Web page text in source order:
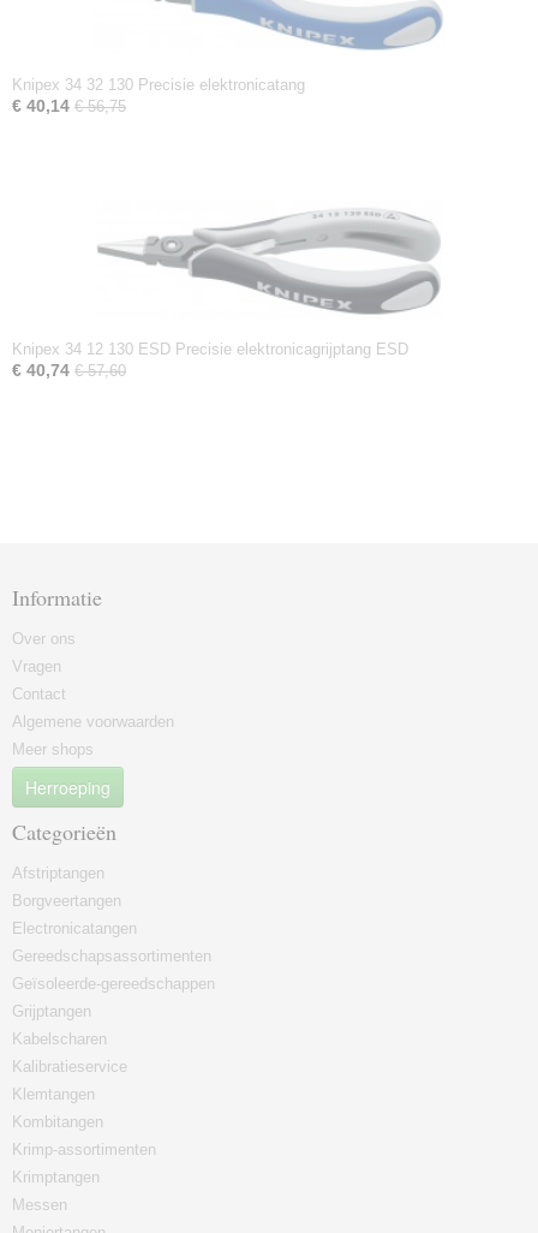
Knipex 34 32 130 Precisie elektronicatang
€ 40,14 € 56,75
Knipex 34 12 130 ESD Precisie elektronicagrijptang ESD
€ 40,74 € 57,60
Informatie
Over ons
Vragen
Contact
Algemene voorwaarden
Meer shops
Herroeping
Categorieën
Afstriptangen
Borgveertangen
Electronicatangen
Gereedschapsassortimenten
Geïsoleerde-gereedschappen
Grijptangen
Kabelscharen
Kalibratieservice
Klemtangen
Kombitangen
Krimp-assortimenten
Krimptangen
Messen